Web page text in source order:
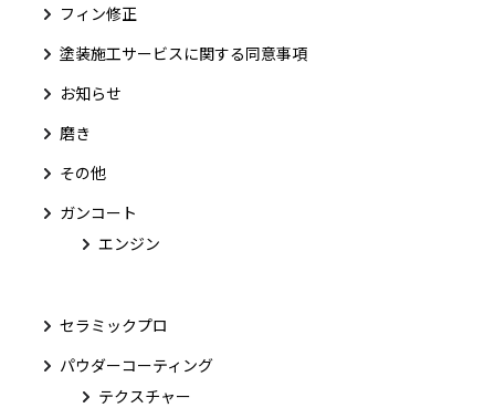
フィン修正
塗装施工サービスに関する同意事項
お知らせ
磨き
その他
ガンコート
エンジン
セラミックプロ
パウダーコーティング
テクスチャー